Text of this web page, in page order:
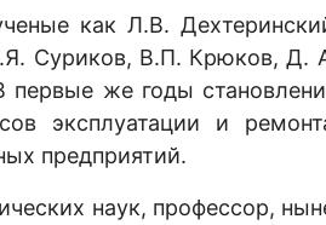
как Л.В.
Суриков, В.П. Крюков, Д.
же годы
эксплуатации и
предприятий.
наук, профессор,